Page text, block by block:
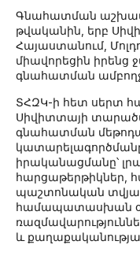
Գնահատման
թվականին, երբ
Հայաստանում,
միավորեցին իրենց
գնահատման ամբողջ
ՏՀԶԿ-ի հետ սերտ
Սիվիտտայի
գնահատման
իրականացմանը՝
հարցաթերթիկներ,
պաշտոնական
համապատասխան
և